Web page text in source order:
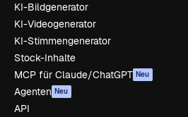
KI-Bildgenerator
KI-Videogenerator
KI-Stimmengenerator
Stock-Inhalte
MCP für Claude/ChatGPT Neu
Agenten Neu
API